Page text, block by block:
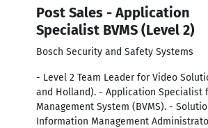
Post Sales - Application
Specialist BVMS (Level 2)
Bosch Security and Safety Systems
- Level 2 Team Leader for Video
and Holland). - Application Specialist
Management System (BVMS). -
Information Management